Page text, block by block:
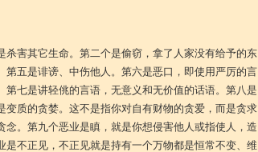
杀害其它生命。第二个是偷窃，拿了人家没有给予的东
第五是诽谤、中伤他人。第六是恶口，即使用严厉的言
第七是讲轻佻的言语，无意义和无价值的话语。第八是
变质的贪婪。这不是指你对自有财物的贪爱，而是贪求
念。第九个恶业是瞋，就是你想侵害他人或指使人，造
是不正见，不正见就是持有一个万物都是恒常不变、维